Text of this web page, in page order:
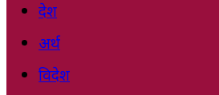
देश
अर्थ
विदेश